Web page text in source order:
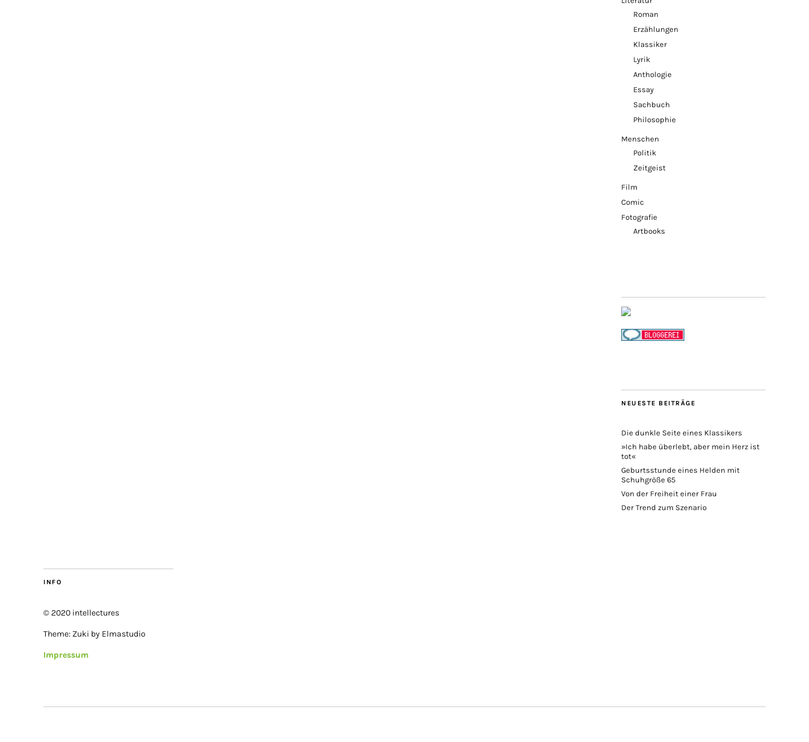
Roman
Erzählungen
Klassiker
Lyrik
Anthologie
Essay
Sachbuch
Philosophie
Menschen
Politik
Zeitgeist
Film
Comic
Fotografie
Artbooks
NEUESTE BEITRÄGE
Die dunkle Seite eines Klassikers
»Ich habe überlebt, aber mein Herz ist
tot«
Geburtsstunde eines Helden mit
Schuhgröße 65
Von der Freiheit einer Frau
Der Trend zum Szenario
INFO
© 2020 intellectures
Theme: Zuki by Elmastudio
Impressum